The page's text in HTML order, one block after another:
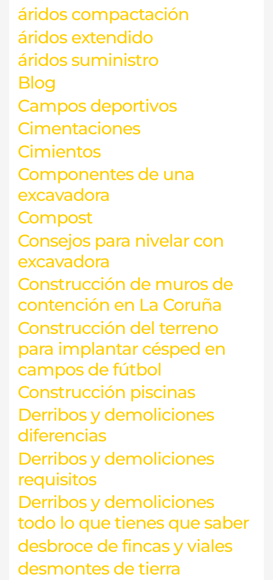
áridos compactación
áridos extendido
áridos suministro
Blog
Campos deportivos
Cimentaciones
Cimientos
Componentes de una
excavadora
Compost
Consejos para nivelar con
excavadora
Construcción de muros de
contención en La Coruña
Construcción del terreno
para implantar césped en
campos de fútbol
Construcción piscinas
Derribos y demoliciones
diferencias
Derribos y demoliciones
requisitos
Derribos y demoliciones
todo lo que tienes que saber
desbroce de fincas y viales
desmontes de tierra